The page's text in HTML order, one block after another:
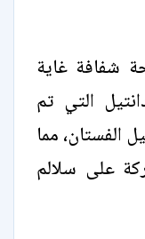
شفافة غاية
التي تم
الفستان، مما
على سلالم